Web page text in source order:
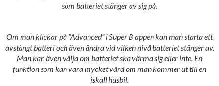
som batteriet stänger av sig på.
Om man klickar på ”Advanced” i Super B appen kan man starta ett
avstängt batteri och även ändra vid vilken nivå batteriet stänger av.
Man kan även välja om batteriet ska värma sig eller inte. En
funktion som kan vara mycket värd om man kommer ut till en
iskall husbil.